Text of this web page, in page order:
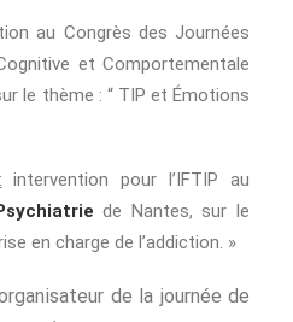
au Congrès des Journées
et Comportementale
le thème : “ TIP et Émotions
intervention pour l’IFTIP au
de Nantes, sur le
en charge de l’addiction. »
de la journée de